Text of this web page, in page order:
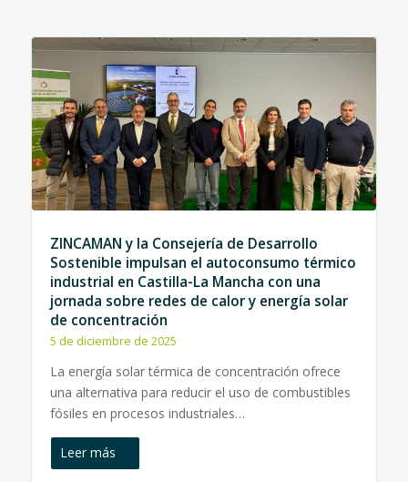
ZINCAMAN y la Consejería de Desarrollo
Sostenible impulsan el autoconsumo térmico
industrial en Castilla-La Mancha con una
jornada sobre redes de calor y energía solar
de concentración
5 de diciembre de 2025
La energía solar térmica de concentración ofrece
una alternativa para reducir el uso de combustibles
fósiles en procesos industriales…
Leer más